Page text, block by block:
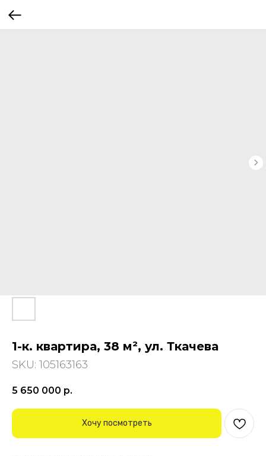
1-к. квартира, 38 м², ул. Ткачева
SKU: 105163163
5 650 000 р.
Хочу посмотреть